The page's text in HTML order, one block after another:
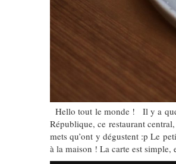
Hello tout le monde ! Il y a
République, ce restaurant
mets qu’ont y dégustent :p Le
à la maison ! La carte est simple,